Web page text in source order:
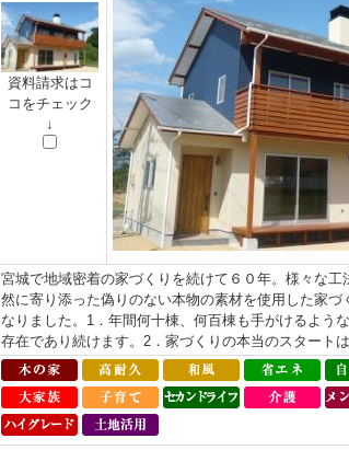
資料請求はコ
コをチェック
↓
宮城で地域密着の家づくりを続けて６０年。様々な
然に寄り添った偽りのない本物の素材を使用した家
なりました。1．年間何十棟、何百棟も手がけるよ
存在であり続けます。2．家づくりの本当のスタート